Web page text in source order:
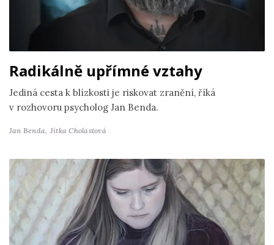
Radikálně upřímné vztahy
Jediná cesta k blízkosti je riskovat zranění, říká
v rozhovoru psycholog Jan Benda.
Jan Benda, Jitka Cholastová